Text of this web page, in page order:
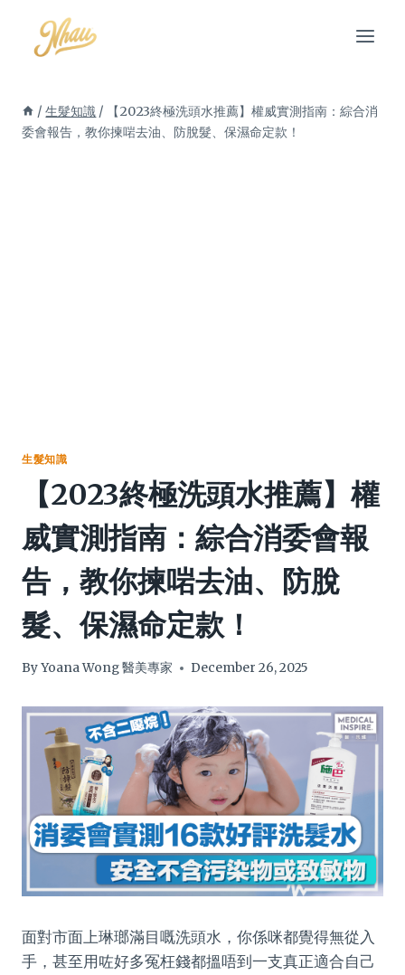
content
/ 生髮知識 /
【2023終極洗頭水推薦】權威實測指南：綜合消
委會報告，教你揀啱去油、防脫髮、保濕命定款！
生髮知識
【2023終極洗頭水推薦】權
威實測指南：綜合消委會報
告，教你揀啱去油、防脫
髮、保濕命定款！
ByYoana Wong 醫美專家 December 26, 2025
面對市面上琳瑯滿目嘅洗頭水，你係咪都覺得無從入
手，甚至用咗好多冤枉錢都搵唔到一支真正適合自己